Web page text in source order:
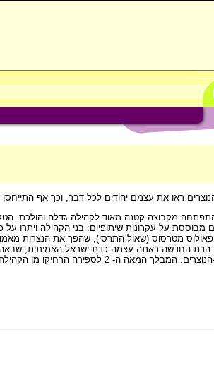
מקבוצה קטנה מאוד לקהילה גדלה והולכת.
על עקרונות שיתופיים: בני הקהילה ויתרו
מטרסוס (שאול התרסי), שהפך את הנצרות
הדת החדשה ראתה עצמה כדת ישראל האמיתית,
אבל פעילותו הביאה לשינוי מהותי ביחס של יהודי ארץ